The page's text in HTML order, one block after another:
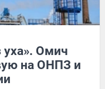
уха». Омич
на ОНПЗ и